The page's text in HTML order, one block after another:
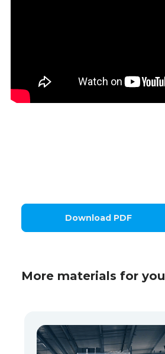
Download PDF
More materials for you